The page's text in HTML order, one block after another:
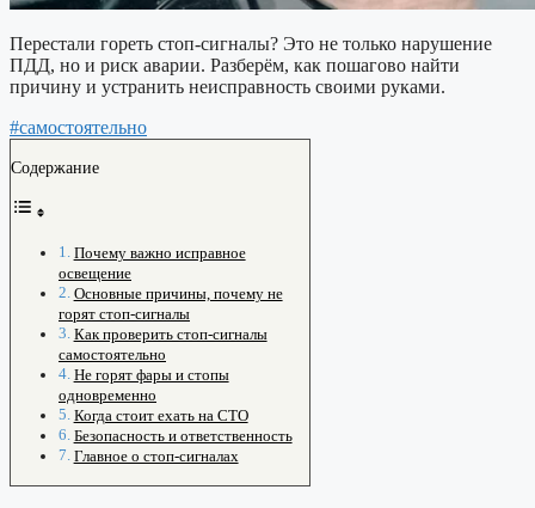
Перестали гореть стоп-сигналы? Это не только нарушение
ПДД, но и риск аварии. Разберём, как пошагово найти
причину и устранить неисправность своими руками.
#самостоятельно
Содержание
Почему важно исправное
освещение
Основные причины, почему не
горят стоп-сигналы
Как проверить стоп-сигналы
самостоятельно
Не горят фары и стопы
одновременно
Когда стоит ехать на СТО
Безопасность и ответственность
Главное о стоп-сигналах